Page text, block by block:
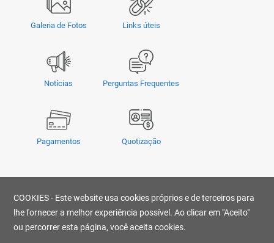
Galeria de Fotos Links úteis
Notícias Perguntas Frequentes
Pagamentos Quotização
© Copyright 2026 - OMSUL | O conteúdo não pode ser copiado, publicado,
transmitido, reescrito ou redistribuído sem prévia autorização.
Desenvolvido por
COOKIES - Este website usa cookies próprios e de terceiros para
lhe fornecer a melhor experiência possível. Ao clicar em "Aceito"
ou percorrer esta página, você aceita cookies.